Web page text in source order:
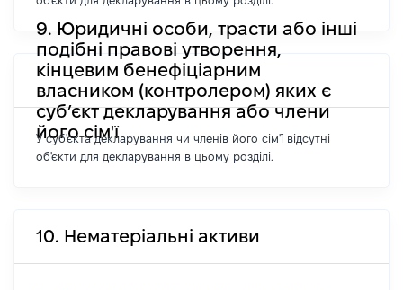
9. Юридичні особи, трасти або інші
подібні правові утворення,
кінцевим бенефіціарним
власником (контролером) яких є
суб’єкт декларування або члени
його сім'ї
У суб'єкта декларування чи членів його сім'ї відсутні
об'єкти для декларування в цьому розділі.
10. Нематеріальні активи